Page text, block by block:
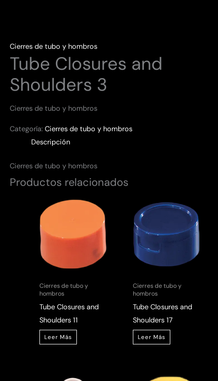
Cierres de tubo y hombros
Tube Closures and
Shoulders 3
Cierres de tubo y hombros
Categoría: Cierres de tubo y hombros
Descripción
Cierres de tubo y hombros
Productos relacionados
Cierres de tubo y
hombros
Tube Closures and
Shoulders 11
Leer Más
Cierres de tubo y
hombros
Tube Closures and
Shoulders 17
Leer Más